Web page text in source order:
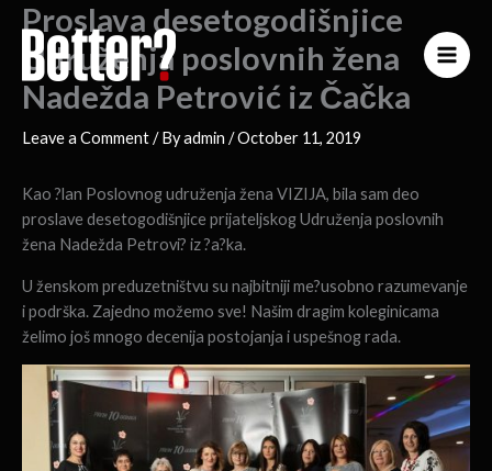
Skip
content
Proslava desetogodišnjice
Udruženja poslovnih žena
Nadežda Petrović iz Čačka
Leave a Comment/ Byadmin /October 11, 2019
Kao ?lan Poslovnog udruženja žena VIZIJA, bila sam deo
proslave desetogodišnjice prijateljskog Udruženja poslovnih
žena Nadežda Petrovi? iz ?a?ka.
U ženskom preduzetništvu su najbitniji me?usobno razumevanje
i podrška. Zajedno možemo sve! Našim dragim koleginicama
želimo još mnogo decenija postojanja i uspešnog rada.